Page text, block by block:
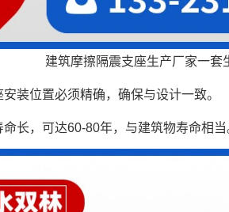
建筑摩擦隔震支座生产厂家一套
装位置必须精确，确保与设计一致。
命长，可达60-80年，与建筑物寿命相当